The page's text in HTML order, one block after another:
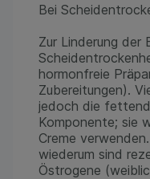
Bei
Zur Linderung der
hormonfreie
Zubereitungen).
jedoch die
Komponente; sie
Creme
wiederum sind
Östrogene